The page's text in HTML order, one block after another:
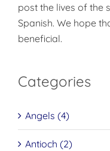
post the lives of the
Spanish. We hope
beneficial.
Categories
Angels (4)
Antioch (2)